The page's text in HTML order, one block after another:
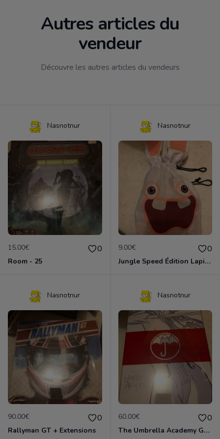
Autres articles du
vendeur
Découvre les autres articles du vendeurs
Nasnotnur
15.00€ 0
Room - 25
Nasnotnur
9.00€ 0
Jungle Speed Édition Lapin Crétin
Nasnotnur
90.00€ 0
Rallyman GT + Extensions
Nasnotnur
60.00€ 0
The Umbrella Academy Game Edition Collector VO